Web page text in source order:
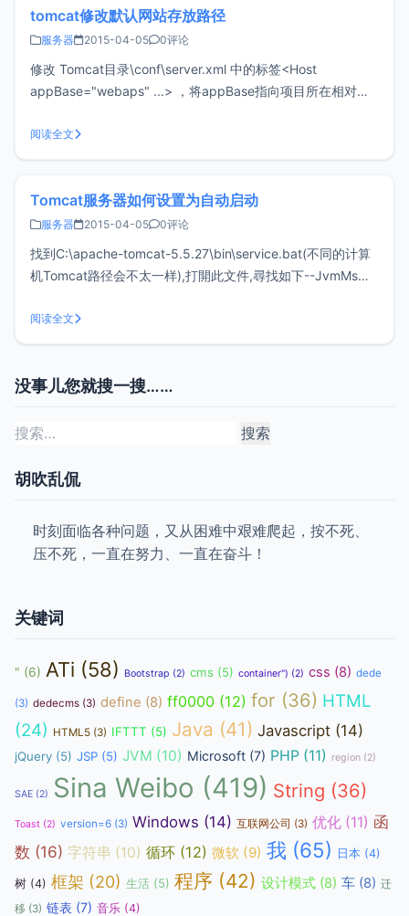
tomcat修改默认网站存放路径
服务器 2015-04-05 0评论
修改 Tomcat目录\conf\server.xml 中的标签<Host
appBase="webaps" ...> ，将appBase指向项目所在相对路
阅读全文
Tomcat服务器如何设置为自动启动
服务器 2015-04-05 0评论
找到C:\apache-tomcat-5.5.27\bin\service.bat(不同的计算
机Tomcat路径会不太一样),打開此文件,尋找如下--JvmMs
Startup=auto(注意:前面要有空格),修改完成之後,然後點擊保
存!
阅读全文
没事儿您就搜一搜……
搜
胡吹乱侃
时刻面临各种问题，又从困难中艰难爬起，按不死、
压不死，一直在努力、一直在奋斗！
关键词
" (6) ATi (58) Bootstrap (2) cms (5) container") (2) css (8) dede
(3) dedecms (3) define (8) ff0000 (12) for (36) HTML
(24) HTML5 (3) IFTTT (5) Java (41) Javascript (14)
jQuery (5) JSP (5) JVM (10) Microsoft (7) PHP (11) region (2)
SAE (2) Sina Weibo (419) String (36)
Toast (2) version=6 (3) Windows (14) 互联网公司 (3) 优化 (11) 函
数 (16) 字符串 (10) 循环 (12) 微软 (9) 我 (65) 日本 (4)
树 (4) 框架 (20) 生活 (5) 程序 (42) 设计模式 (8) 车 (8) 迁
移 (3) 链表 (7) 音乐 (4)